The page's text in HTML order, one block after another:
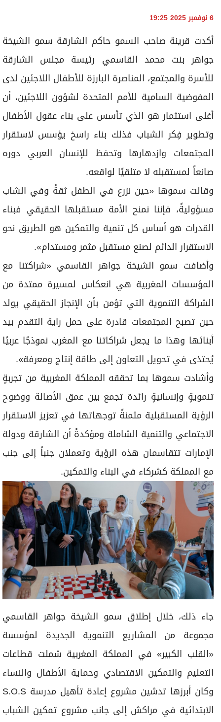
المفوضية السامية للأمم المتحدة لشؤون اللاجئين، أن
أغلى استثمار هو الذي تأسس على بناء عقول الأطفال
وتطوير فِكر الشباب فذلك بناء راسخ يؤسس لاستقرار
المجتمعات وازدهارها وتحفظ للإنسان العربي دوره
صانعاً لمستقبله لا متلقيًا لواقعه.
وقالت سموها «حين نزرع في الطفل ثقةً وفي الشاب
مسؤوليةً، فإننا نمنح الأمة مستقبلها الحقيقي فبناء
القدرات هو أساس كل تنمية والتمكين هو الطريق نحو
الاستقرار الدائم لصنع مستقبل مثمر ومستدام».
وأضافت سمو الشيخة جواهر القاسمي «شراكتنا مع
المؤسسات المغربية هي انعكاس لمسيرة ممتدة من
الشراكة التنموية التي تؤمن بأن الإنجاز الحقيقي يولد
حين تصبح المجتمعات قادرة على حمل راية التقدم بيد
أبنائها وهذا ما يجعل شراكاتنا مع المغرب نموذجًا عربيًا
يُحتذى في تحويل التعاون إلى طاقة إنتاج ومعرفة».
وأشادت سموها بما تحققه المملكة المغربية من تجربةٍ
تنمويةٍ وإنسانيةٍ رائدة تجمع بين عمق الأصالة ووضوح
الرؤية المستقبلية مثمنةً توجهاتها في تعزيز الاستقرار
الاجتماعي والتنمية الشاملة ومؤكدةً أن الشارقة ودولة
الإمارات تتقاسمان هذه الرؤية وتعملان جنباً إلى جنب
مع المملكة كشركاء في البناء والتمكين.
جاء ذلك، خلال إطلاق سمو الشيخة جواهر القاسمي
مجموعة من المشاريع التنموية الجديدة لمؤسسة
«القلب الكبير» في المملكة المغربية شملت قطاعات
التعليم والتمكين الاقتصادي وحماية الأطفال والنساء
وكان أبرزها تدشين مشروع إعادة تأهيل مدرسة S.O.S
الابتدائية في مراكش إلى جانب مشروع تمكين الشباب
في مناطق الأطلس.
وخلال جولاتها الميدانية، اطّلعت سموها على تفاصيل
المشاريع واستمعت إلى قصص المستفيدين من
الأطفال والنساء والشباب حيث التقت طلابا في الفصول